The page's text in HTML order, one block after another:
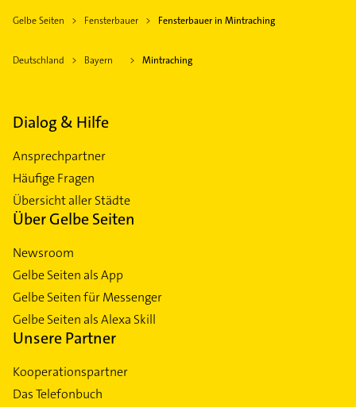
Gelbe Seiten Fensterbauer Fensterbauer in Mintraching
Deutschland Bayern Mintraching
Dialog & Hilfe
Ansprechpartner
Häufige Fragen
Übersicht aller Städte
Über Gelbe Seiten
Newsroom
Gelbe Seiten als App
Gelbe Seiten für Messenger
Gelbe Seiten als Alexa Skill
Unsere Partner
Kooperationspartner
Das Telefonbuch